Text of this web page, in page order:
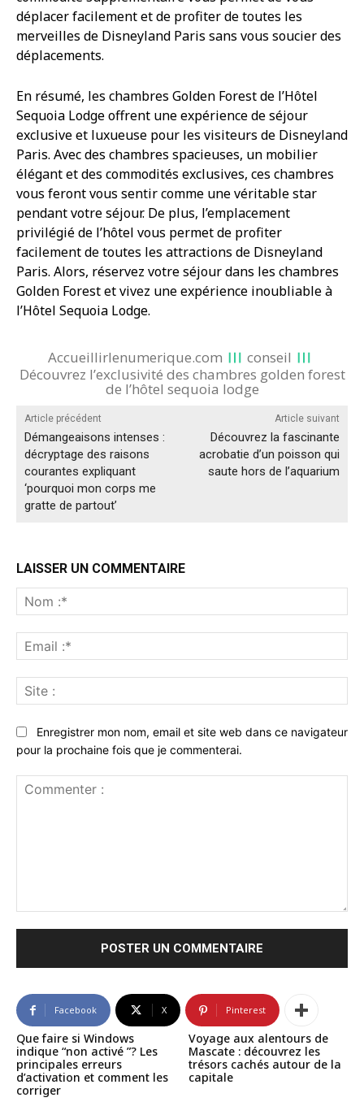
déplacer facilement et de profiter de toutes les
merveilles de Disneyland Paris sans vous soucier des
déplacements.
En résumé, les chambres Golden Forest de l’Hôtel
Sequoia Lodge offrent une expérience de séjour
exclusive et luxueuse pour les visiteurs de Disneyland
Paris. Avec des chambres spacieuses, un mobilier
élégant et des commodités exclusives, ces chambres
vous feront vous sentir comme une véritable star
pendant votre séjour. De plus, l’emplacement
privilégié de l’hôtel vous permet de profiter
facilement de toutes les attractions de Disneyland
Paris. Alors, réservez votre séjour dans les chambres
Golden Forest et vivez une expérience inoubliable à
l’Hôtel Sequoia Lodge.
Accueillirlenumerique.com
conseil
Découvrez l’exclusivité des chambres golden forest
de l’hôtel sequoia lodge
Article précédent
Démangeaisons intenses :
décryptage des raisons
courantes expliquant
‘pourquoi mon corps me
gratte de partout’
Article suivant
Découvrez la fascinante
acrobatie d’un poisson qui
saute hors de l’aquarium
LAISSER UN COMMENTAIRE
:*
:*
:
Enregistrer mon nom, email et site web dans ce navigateur
pour la prochaine fois que je commenterai.
Facebook X Pinterest
Que faire si Windows
indique “non activé ”? Les
principales erreurs
d’activation et comment les
corriger
Voyage aux alentours de
Mascate : découvrez les
trésors cachés autour de la
capitale